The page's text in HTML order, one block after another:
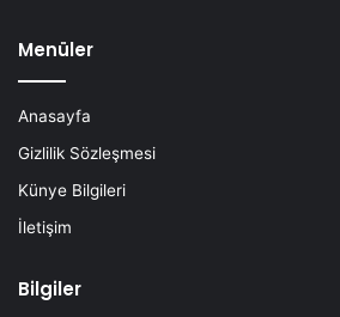
Menüler
Anasayfa
Gizlilik Sözleşmesi
Künye Bilgileri
İletişim
Bilgiler